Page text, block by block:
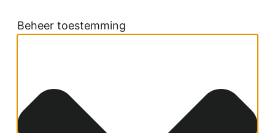
Beheer toestemming